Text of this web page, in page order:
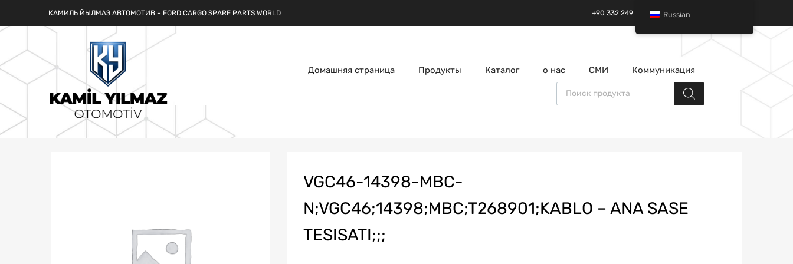
КАМИЛЬ ЙЫЛМАЗ АВТОМОТИВ – FORD CARGO SPARE PARTS WORLD +90 332 249 49 01 | +90 532 685 32 42
Домашняя страница Продукты Каталог о нас СМИ Коммуникация
Поиск товаров
VGC46-14398-MBC-
N;VGC46;14398;MBC;T268901;KABLO – ANA SASE
TESISATI;;;
Russian